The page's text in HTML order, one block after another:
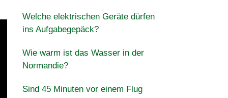
Welche elektrischen Geräte dürfen
ins Aufgabegepäck?
Wie warm ist das Wasser in der
Normandie?
Sind 45 Minuten vor einem Flug